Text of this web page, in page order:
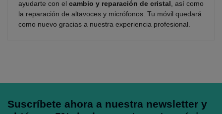
ayudarte con el cambio y reparación de cristal , así como
la reparación de altavoces y micrófonos. Tu móvil quedará
como nuevo gracias a nuestra experiencia profesional.
Suscríbete ahora a nuestra newsletter y